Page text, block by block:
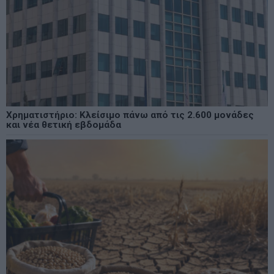
Χρηματιστήριο: Κλείσιμο πάνω από τις 2.600 μονάδες
και νέα θετική εβδομάδα